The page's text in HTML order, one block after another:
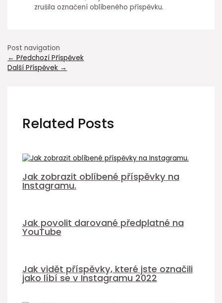
zrušila označení oblíbeného příspěvku.
Post navigation
← Předchozí Příspěvek
Další Příspěvek →
Related Posts
Jak zobrazit oblíbené příspěvky na
Instagramu.
Jak povolit darované předplatné na
YouTube
Jak vidět příspěvky, které jste označili
jako líbí se v Instagramu 2022